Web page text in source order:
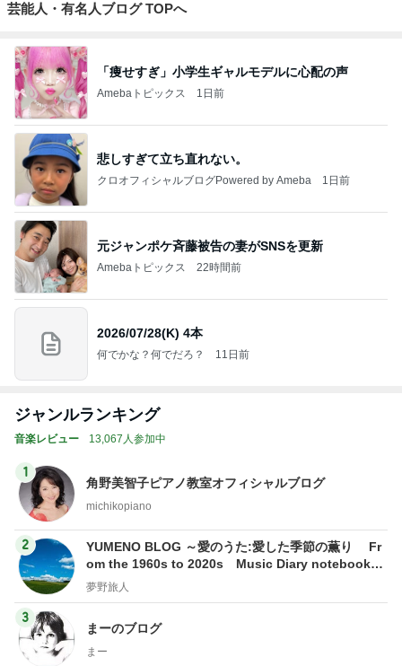
芸能人・有名人ブログ TOPへ
「痩せすぎ」小学生ギャルモデルに心配の声
Amebaトピックス 1日前
悲しすぎて立ち直れない。
クロオフィシャルブログPowered by Ameba 1日前
元ジャンポケ斉藤被告の妻がSNSを更新
Amebaトピックス 22時間前
2026/07/28(K) 4本
何でかな？何でだろ？ 11日前
ジャンルランキング
音楽レビュー 13,067人参加中
1
角野美智子ピアノ教室オフィシャルブログ
michikopiano
2
YUMENO BLOG ～愛のうた:愛した季節の薫り Fr
om the 1960s to 2020s Music Diary notebook～
夢野旅人
夢野旅人
3
まーのブログ
まー